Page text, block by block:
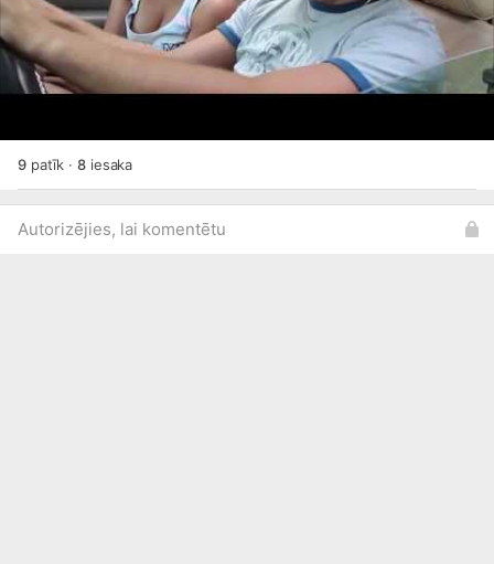
9patīk ·8iesaka
Autorizējies, lai komentētu